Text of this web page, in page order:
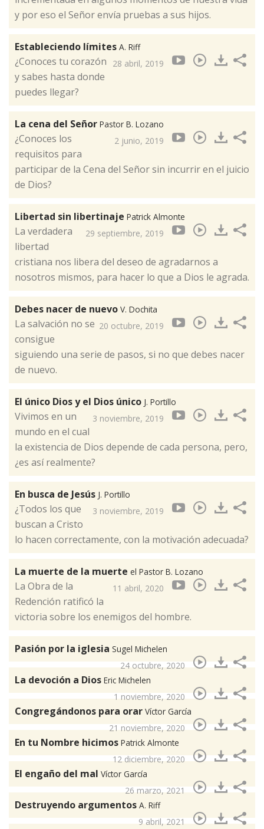
y por eso el Señor envía pruebas a sus hijos.
Estableciendo límites A. Riff
28 abril, 2019
¿Conoces tu corazón
y sabes hasta donde
puedes llegar?
La cena del Señor Pastor B. Lozano
2 junio, 2019
¿Conoces los
requisitos para
participar de la Cena del Señor sin incurrir en el juicio
de Dios?
Libertad sin libertinaje Patrick Almonte
29 septiembre, 2019
La verdadera
libertad
cristiana nos libera del deseo de agradarnos a
nosotros mismos, para hacer lo que a Dios le agrada.
Debes nacer de nuevo V. Dochita
20 octubre, 2019
La salvación no se
consigue
siguiendo una serie de pasos, si no que debes nacer
de nuevo.
El único Dios y el Dios único J. Portillo
3 noviembre, 2019
Vivimos en un
mundo en el cual
la existencia de Dios depende de cada persona, pero,
¿es así realmente?
En busca de Jesús J. Portillo
3 noviembre, 2019
¿Todos los que
buscan a Cristo
lo hacen correctamente, con la motivación adecuada?
La muerte de la muerte el Pastor B. Lozano
11 abril, 2020
La Obra de la
Redención ratificó la
victoria sobre los enemigos del hombre.
Pasión por la iglesia Sugel Michelen
24 octubre, 2020
La devoción a Dios Eric Michelen
1 noviembre, 2020
Congregándonos para orar Víctor García
21 noviembre, 2020
En tu Nombre hicimos Patrick Almonte
12 diciembre, 2020
El engaño del mal Víctor García
26 marzo, 2021
Destruyendo argumentos A. Riff
9 abril, 2021